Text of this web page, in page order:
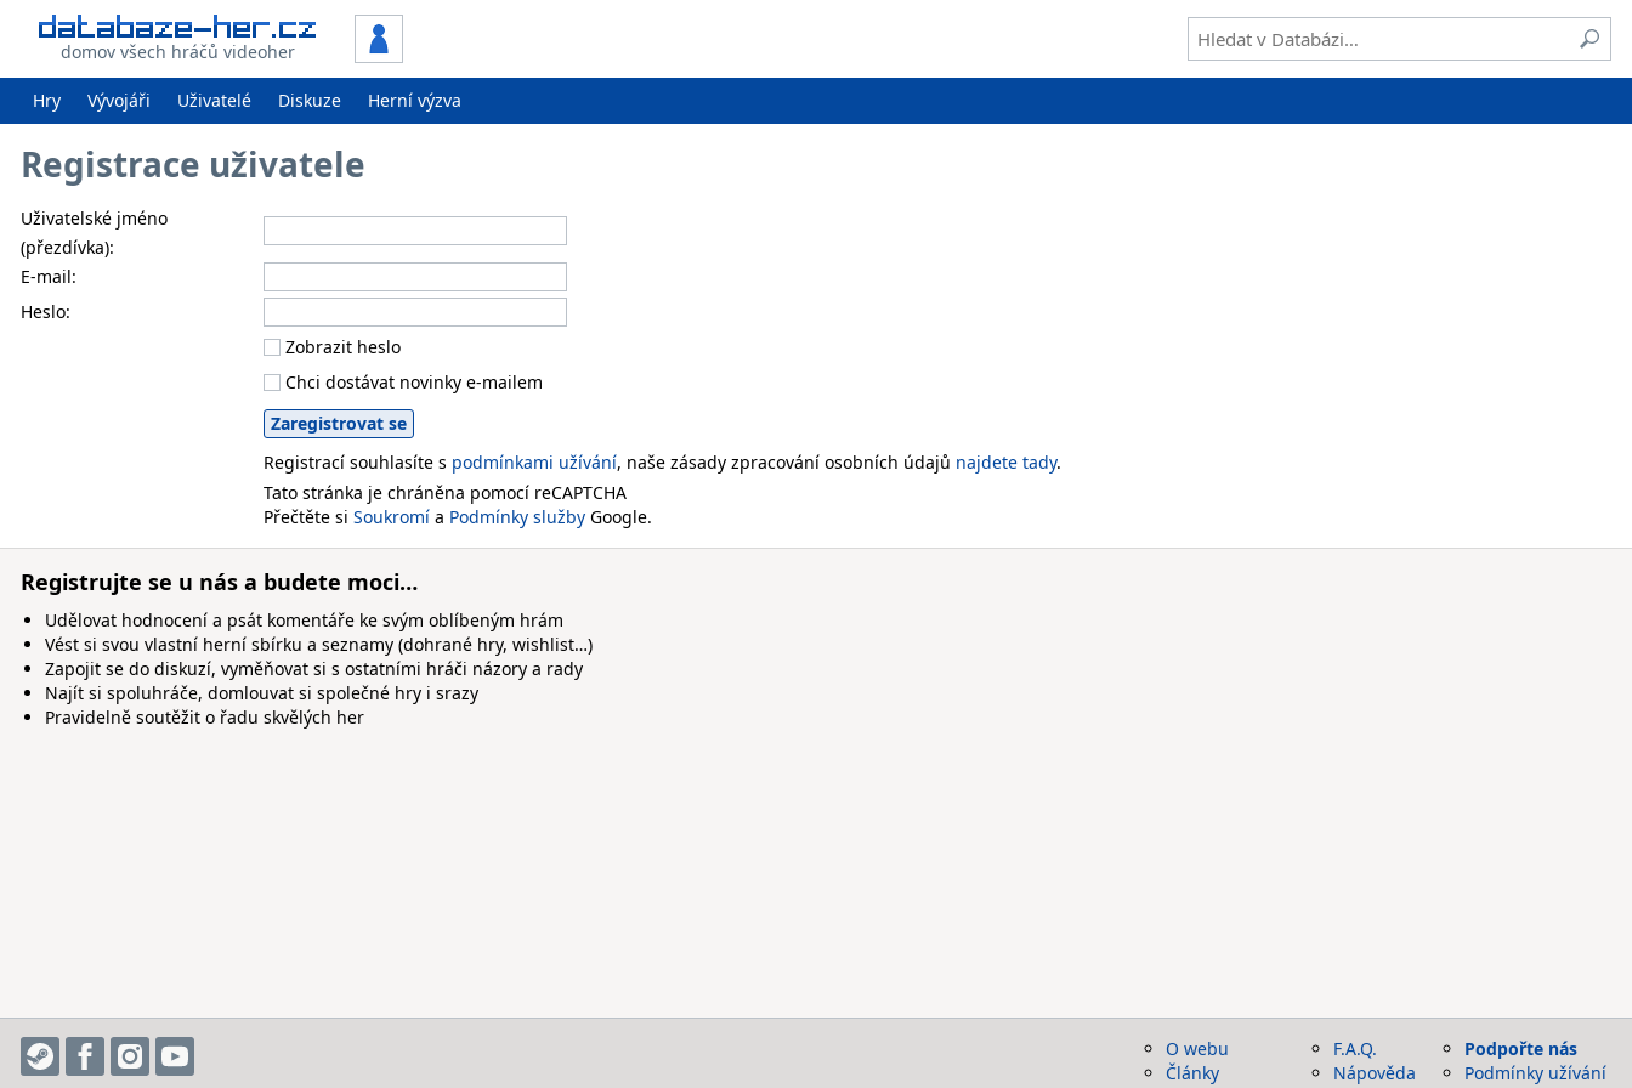
domov všech hráčů videoher
Hry Vývojáři Uživatelé Diskuze Herní výzva
Registrace uživatele
Uživatelské jméno
(přezdívka):
E-mail:
Heslo:
Zobrazit heslo
Chci dostávat novinky e-mailem
Registrací souhlasíte s podmínkami užívání, naše zásady zpracování osobních údajů najdete tady.
Tato stránka je chráněna pomocí reCAPTCHA
Přečtěte si Soukromí a Podmínky služby Google.
Registrujte se u nás a budete moci…
Udělovat hodnocení a psát komentáře ke svým oblíbeným hrám
Vést si svou vlastní herní sbírku a seznamy (dohrané hry, wishlist…)
Zapojit se do diskuzí, vyměňovat si s ostatními hráči názory a rady
Najít si spoluhráče, domlouvat si společné hry i srazy
Pravidelně soutěžit o řadu skvělých her
O webu
Články
F.A.Q.
Nápověda
Podpořte nás
Podmínky užívání